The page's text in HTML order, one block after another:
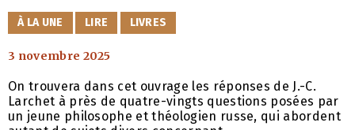
CATÉGORIES
À LA UNE LIRE LIVRES
3 novembre 2025
On trouvera dans cet ouvrage les réponses de J.-C.
Larchet à près de quatre-vingts questions posées par
un jeune philosophe et théologien russe, qui abordent